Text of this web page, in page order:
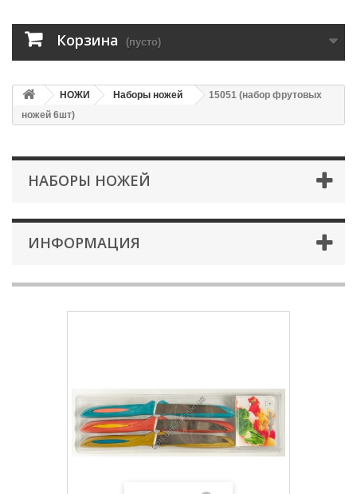
Корзина (пусто)
НОЖИ Наборы ножей
15051 (набор фрутовых
ножей 6шт)
НАБОРЫ НОЖЕЙ
ИНФОРМАЦИЯ